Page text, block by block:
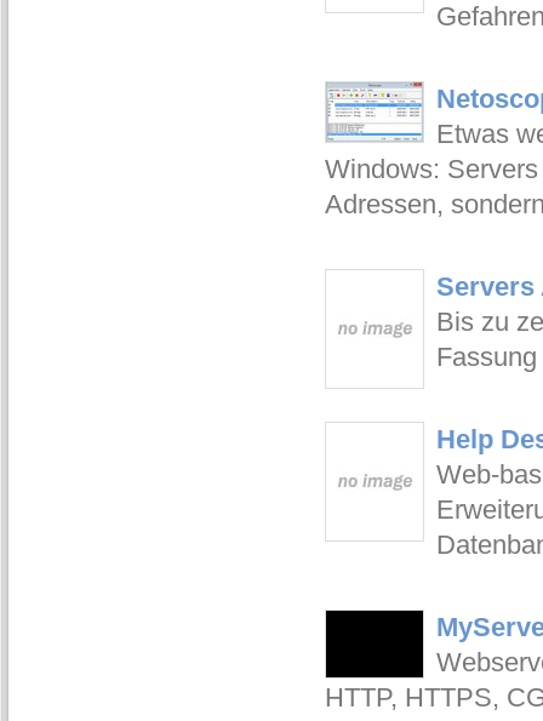
Etwas
Windows:
Adressen,
Servers
Bis zu
Help
Web-
HTTP, HTTPS,